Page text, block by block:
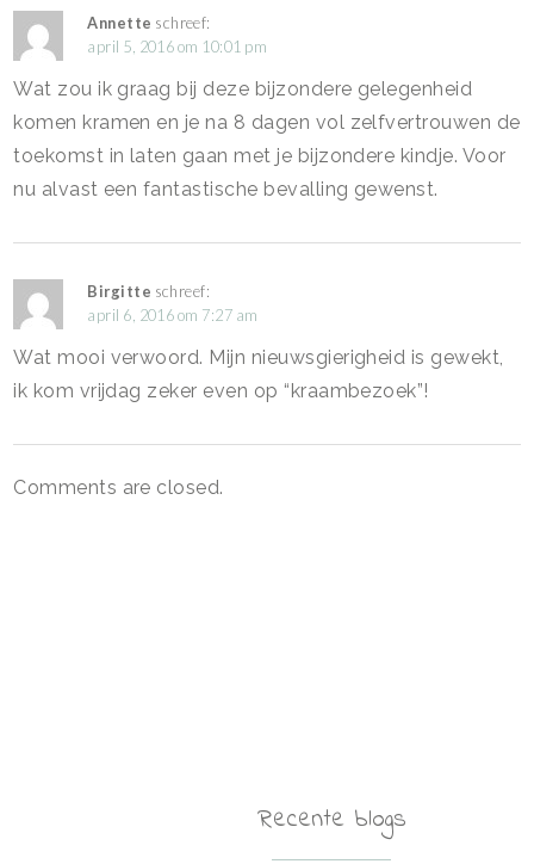
Annette schreef:
april 5, 2016 om 10:01 pm
Wat zou ik graag bij deze bijzondere gelegenheid
komen kramen en je na 8 dagen vol zelfvertrouwen de
toekomst in laten gaan met je bijzondere kindje. Voor
nu alvast een fantastische bevalling gewenst.
Birgitte schreef:
april 6, 2016 om 7:27 am
Wat mooi verwoord. Mijn nieuwsgierigheid is gewekt,
ik kom vrijdag zeker even op “kraambezoek”!
Comments are closed.
Recente blogs